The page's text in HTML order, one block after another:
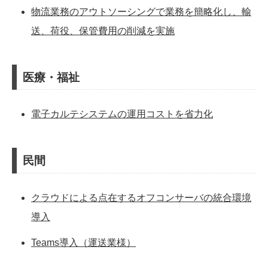
物流業務のアウトソーシングで業務を簡略化し、輸
送、荷役、保管費用の削減を実施
医療・福祉
電子カルテシステムの運用コストを省力化
民間
クラウドによる点在するオフコンサーバの統合環境
導入
Teams導入（運送業様）